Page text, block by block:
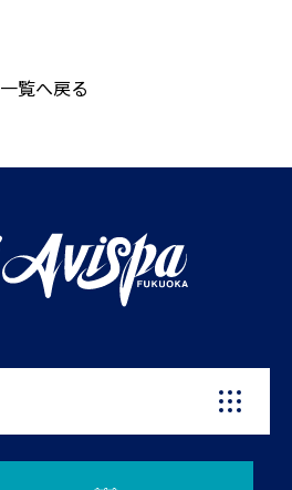
一覧へ戻る